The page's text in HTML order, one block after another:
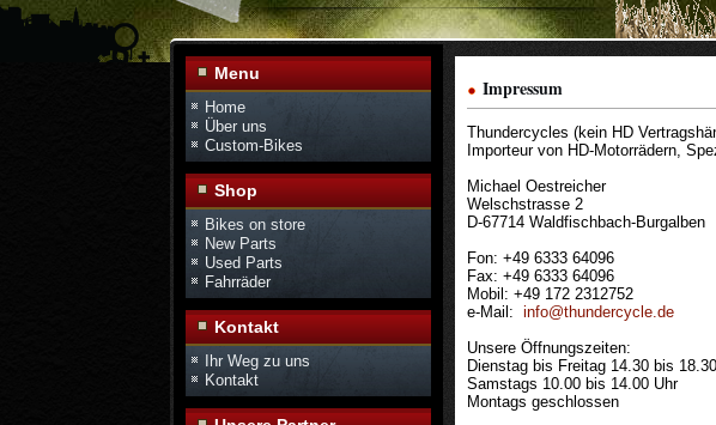
Menu
Home
Über uns
Custom-Bikes
Shop
Bikes on store
New Parts
Used Parts
Fahrräder
Kontakt
Ihr Weg zu uns
Kontakt
Impressum
Thundercycles (kein HD
Importeur von HD-Motorrädern,
Michael Oestreicher
Welschstrasse 2
D-67714 Waldfischbach-Burgalben
Fon: +49 6333 64096
Fax: +49 6333 64096
Mobil: +49 172 2312752
e-Mail: info@thundercycle.de
Unsere Öffnungszeiten:
Dienstag bis Freitag 14.30 bis
Samstags 10.00 bis 14.00 Uhr
Montags geschlossen